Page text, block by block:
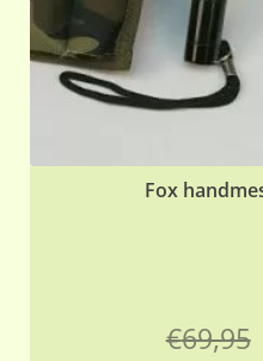
Fox
€69,95